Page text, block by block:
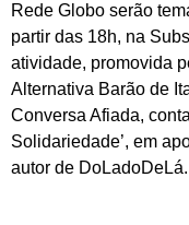
Rede Globo serão
partir das 18h, na
atividade, promovida
Alternativa Barão de
Conversa Afiada,
Solidariedade’, em
autor de DoLadoDeLá.